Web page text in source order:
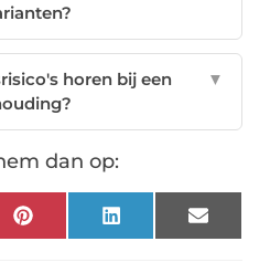
horen bij een
▼
dan op:
Pinterest LinkedIn Email